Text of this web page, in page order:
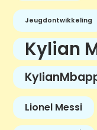
Jeugdontwikkeling
Kylian
Lionel Messi